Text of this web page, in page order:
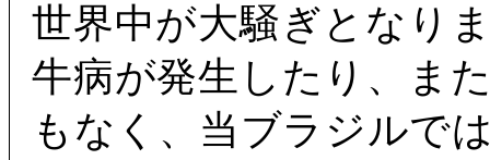
世界中が大騒ぎとなり
牛病が発生したり、ま
もなく、当ブラジルで